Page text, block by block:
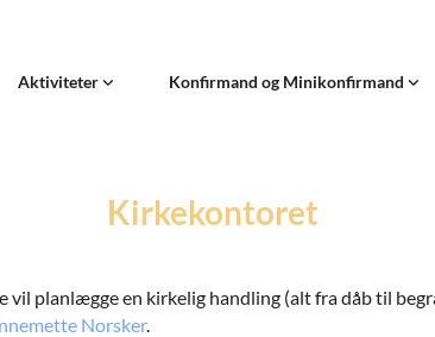
Aktiviteter Konfirmand og Minikonfirmand
Kirkekontoret
planlægge en kirkelig handling (alt fra dåb til
Norsker.